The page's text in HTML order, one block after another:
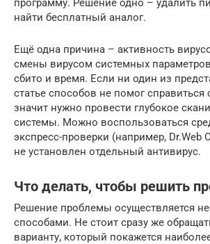
найти бесплатный аналог.
Ещё одна причина – активность
смены вирусом системных
сбито и время. Если ни один из
статье способов не помог справиться
значит нужно провести глубокое
системы. Можно воспользоваться
экспресс-проверки (например, Dr.Web
не установлен отдельный антивирус.
Что делать, чтобы решить
Решение проблемы осуществляется
способами. Не стоит сразу же
варианту, который покажется